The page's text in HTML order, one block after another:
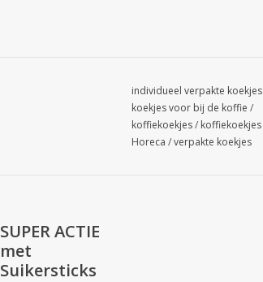
individueel verpakte koekjes
koekjes voor bij de koffie /
koffiekoekjes/ koffiekoekjes
Horeca /verpakte koekjes
SUPER ACTIE
met
Suikersticks